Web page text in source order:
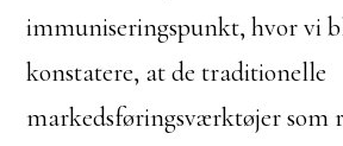
immuniseringspunkt, hvor vi
konstatere, at de traditionelle
markedsføringsværktøjer som